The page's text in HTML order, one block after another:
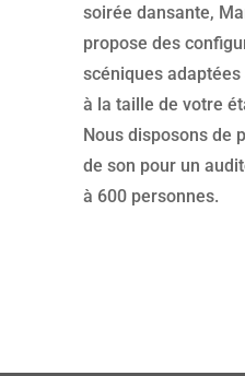
soirée dansante,
propose des
scéniques
à la taille de votre
Nous disposons de
de son pour un
à 600 personnes.